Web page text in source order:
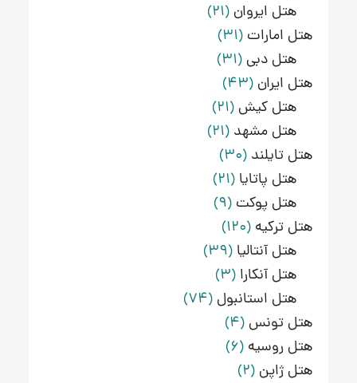
هتل ایروان (21)
هتل امارات (31)
هتل دبی (31)
هتل ایران (43)
هتل کیش (21)
هتل مشهد (21)
هتل تایلند (30)
هتل پاتایا (21)
هتل پوکت (9)
هتل ترکیه (120)
هتل آنتالیا (39)
هتل آنکارا (3)
هتل استانبول (74)
هتل تونس (4)
هتل روسیه (6)
هتل ژاپن (2)